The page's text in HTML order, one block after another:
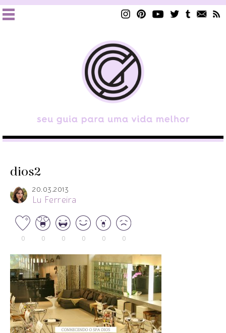
dios2
20.03.2013
Lu Ferreira
0 0 0 0 0 0